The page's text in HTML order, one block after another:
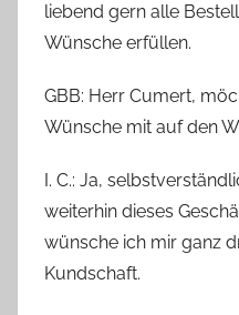
liebend gern alle
Wünsche erfüllen.
GBB: Herr Cumert,
Wünsche mit auf den
I. C.: Ja,
weiterhin dieses
wünsche ich mir ganz
Kundschaft.